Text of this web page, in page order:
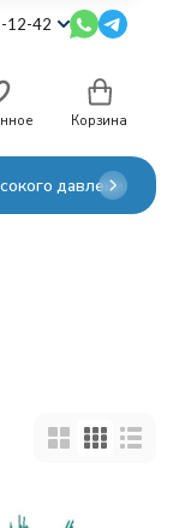
12-42
Корзина
давления